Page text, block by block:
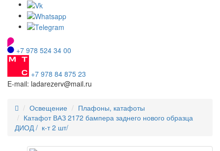
+7 978 524 34 00
+7 978 84 875 23
E-mail: ladarezerv@mail.ru
Освещение
Плафоны, катафоты
Катафот ВАЗ 2172 бампера заднего нового образца
ДИОД / к-т 2 шт/